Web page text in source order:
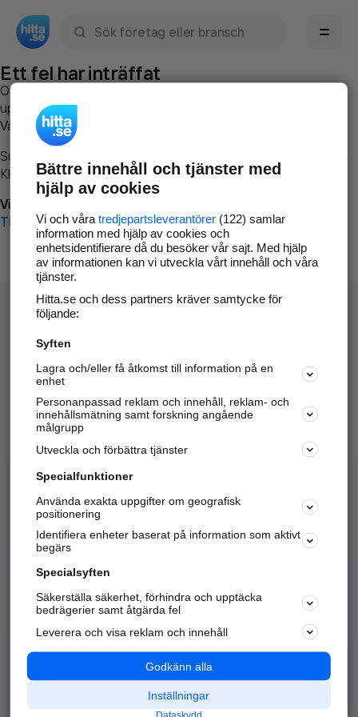
Ett fel har inträffat
Om du vill kan du
uppstod så att vi lättare och snabbare kan avhjälpa det.
Vänligen försök med följande:
Surfa till
Klicka påTillbaka-knappen i webbläsaren och försök igen
Vi beklagar besväret!
Till startsidan
Hitta.se - Gratis nummerupplysning.
Sök företag, personer och platser.
Hitta telefonnummer, adresser, företagsinfo mm.
Marknadsför företaget
Kom igång och annonsera mot
samarbetspartners nära dig.
Alla kategorier
Populära sökningar
API & Kartor
Annonsera
Integritet
Nödnummer
Bättre innehåll och tjänster med
hjälp av cookies
Vi och våra tredjepartsleverantörer(122) samlar
information med hjälp av cookies och
enhetsidentifierare då du besöker vår sajt. Med hjälp
av informationen kan vi utveckla vårt innehåll och våra
tjänster.
Hitta.se och dess partners kräver samtycke för
följande:
Syften
Lagra och/eller få åtkomst till information på en
enhet
Personanpassad reklam och innehåll, reklam- och
innehållsmätning samt forskning angående
målgrupp
Utveckla och förbättra tjänster
Specialfunktioner
Använda exakta uppgifter om geografisk
positionering
Identifiera enheter baserat på information som aktivt
begärs
Specialsyften
Säkerställa säkerhet, förhindra och upptäcka
bedrägerier samt åtgärda fel
Leverera och visa reklam och innehåll
Godkänn alla
Inställningar
Dataskydd